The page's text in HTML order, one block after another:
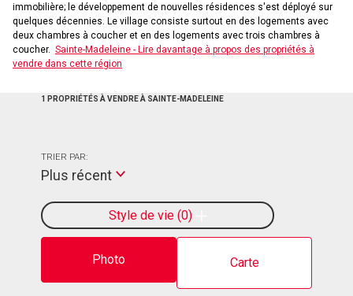
immobilière; le développement de nouvelles résidences s'est déployé sur
quelques décennies. Le village consiste surtout en des logements avec
deux chambres à coucher et en des logements avec trois chambres à
coucher. Sainte-Madeleine - Lire davantage à propos des propriétés à
vendre dans cette région
1 PROPRIÉTÉS À VENDRE À SAINTE-MADELEINE
Photo Carte
Style de vie 0
TRIER PAR:
Plus récent